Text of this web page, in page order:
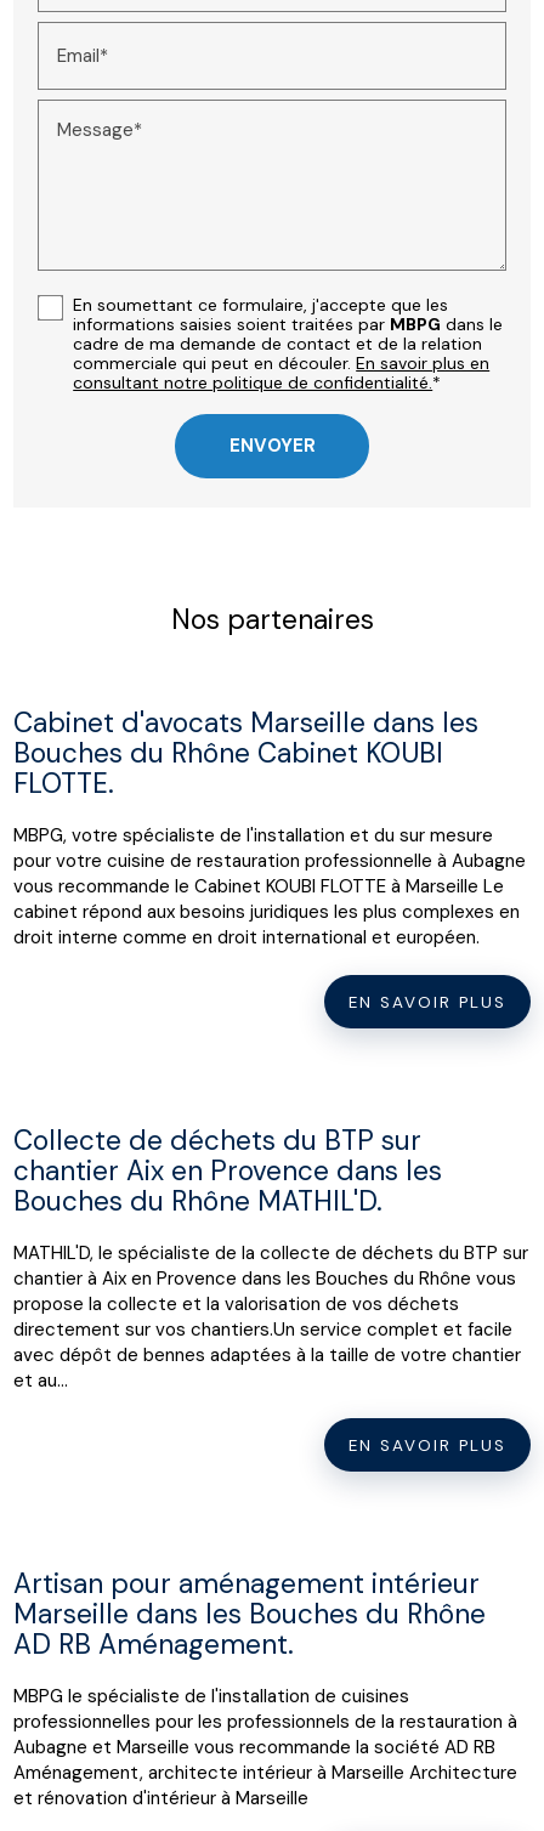
Email*
Message*
En soumettant ce formulaire, j'accepte que les
informations saisies soient traitées par MBPG dans le
cadre de ma demande de contact et de la relation
commerciale qui peut en découler.En savoir plus en
consultant notre politique de confidentialité. *
Nos partenaires
Cabinet d'avocats Marseille dans les
Bouches du Rhône Cabinet KOUBI
FLOTTE.
MBPG, votre spécialiste de l'installation et du sur mesure
pour votre cuisine de restauration professionnelle à Aubagne
vous recommande le Cabinet KOUBI FLOTTE à Marseille Le
cabinet répond aux besoins juridiques les plus complexes en
droit interne comme en droit international et européen.
EN SAVOIR PLUS
Collecte de déchets du BTP sur
chantier Aix en Provence dans les
Bouches du Rhône MATHIL'D.
MATHIL'D, le spécialiste de la collecte de déchets du BTP sur
chantier à Aix en Provence dans les Bouches du Rhône vous
propose la collecte et la valorisation de vos déchets
directement sur vos chantiers.Un service complet et facile
avec dépôt de bennes adaptées à la taille de votre chantier
et au...
EN SAVOIR PLUS
Artisan pour aménagement intérieur
Marseille dans les Bouches du Rhône
AD RB Aménagement.
MBPG le spécialiste de l'installation de cuisines
professionnelles pour les professionnels de la restauration à
Aubagne et Marseille vous recommande la société AD RB
Aménagement, architecte intérieur à Marseille Architecture
et rénovation d'intérieur à Marseille